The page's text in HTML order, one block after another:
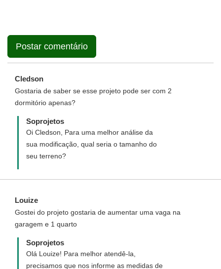
Cledson
Gostaria de saber se esse projeto pode ser com 2
dormitório apenas?
Soprojetos
Oi Cledson, Para uma melhor análise da
sua modificação, qual seria o tamanho do
seu terreno?
Louize
Gostei do projeto gostaria de aumentar uma vaga na
garagem e 1 quarto
Soprojetos
Olá Louize! Para melhor atendê-la,
precisamos que nos informe as medidas de